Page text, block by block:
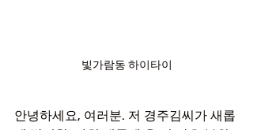
빛가람동 하이타이
안녕하세요, 여러분. 저 경주김씨가 새롭